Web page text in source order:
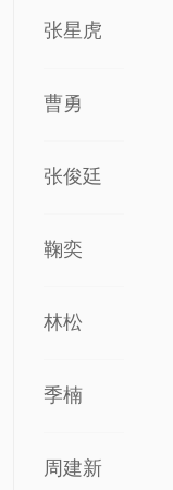
张星虎
曹勇
张俊廷
鞠奕
林松
季楠
周建新